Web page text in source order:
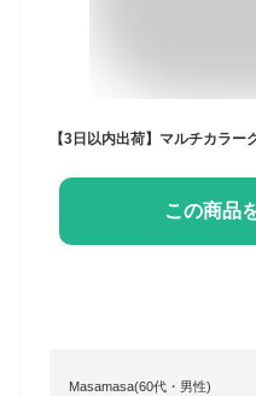
この商品
Masamasa(60代・男性)